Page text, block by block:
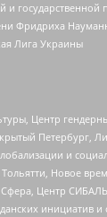
Лига Украины
Центр
Петербург,
и
Новое
Центр